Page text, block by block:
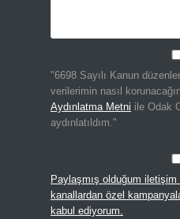
"6698 Sayılı Kanun
verilerimin nasıl
Aydınlatma Metni ile Odak
aydınlatıldım."
Paylaşmış olduğum
kanallardan özel
kabul ediyorum.